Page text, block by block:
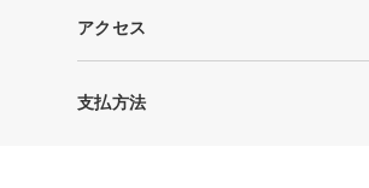
アクセス
支払方法